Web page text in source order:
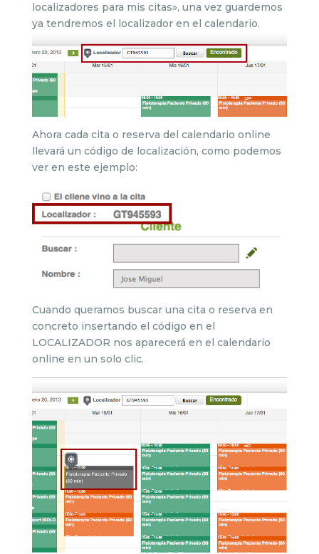
localizadores para mis citas», una vez guardemos
ya tendremos el localizador en el calendario.
Ahora cada cita o reserva del calendario online
llevará un código de localización, como podemos
ver en este ejemplo:
Cuando queramos buscar una cita o reserva en
concreto insertando el código en el
LOCALIZADOR nos aparecerá en el calendario
online en un solo clic.